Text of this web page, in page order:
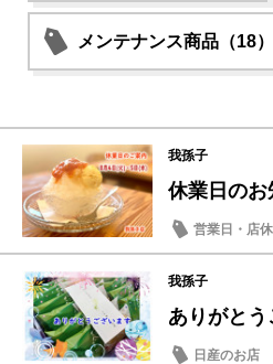
メンテナンス商品（18）
我孫子
休業日のお
営業日・店休
我孫子
ありがとう
日産のお店